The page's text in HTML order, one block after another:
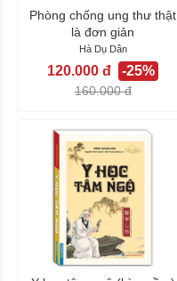
Phòng chống ung thư thật
là đơn giản
Hà Dụ Dân
120.000 đ -25%
160.000 đ